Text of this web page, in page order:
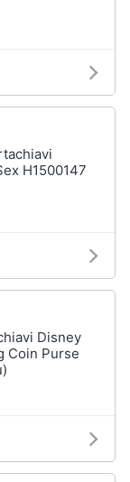
H1500147
Disney
Coin Purse